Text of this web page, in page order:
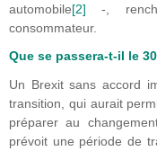
automobile[2] -,
consommateur.
Que se passera-t-il le
Un Brexit sans accord
transition, qui aurait
préparer au
prévoit une période de